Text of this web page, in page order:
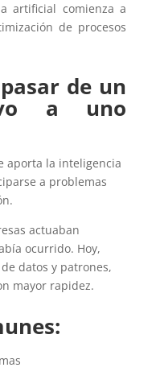
artificial comienza a
de procesos
de un
a uno
aporta la inteligencia
a problemas
actuaban
ocurrido. Hoy,
datos y patrones,
mayor rapidez.